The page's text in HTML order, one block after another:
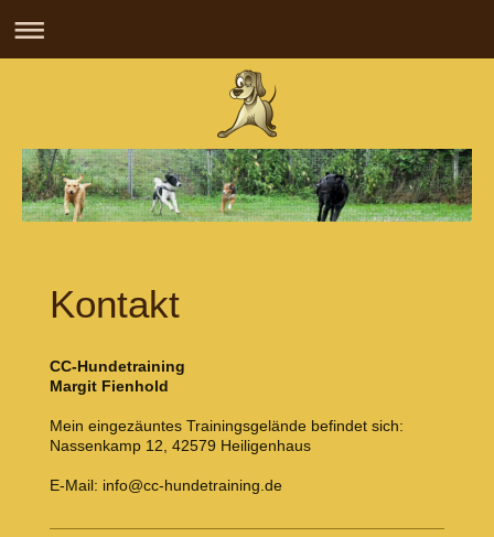
Kontakt
CC-Hundetraining
Margit Fienhold
Mein eingezäuntes Trainingsgelände befindet sich:
Nassenkamp 12, 42579 Heiligenhaus
E-Mail: info@cc-hundetraining.de